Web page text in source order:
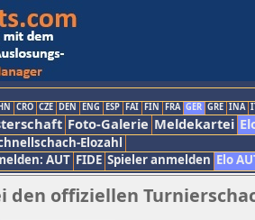
CRO CZE DEN ENG ESP FAI FIN FRA GER GRE INA
Foto-Galerie Meldekartei
Elozahl
AUT FIDE Spieler anmelden Elo
den offiziellen